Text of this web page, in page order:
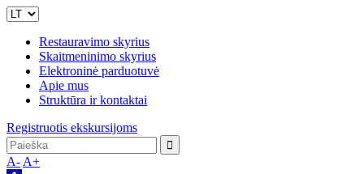
Restauravimo skyrius
Skaitmeninimo skyrius
Elektroninė parduotuvė
Apie mus
Struktūra ir kontaktai
Registruotis ekskursijoms
A- A+